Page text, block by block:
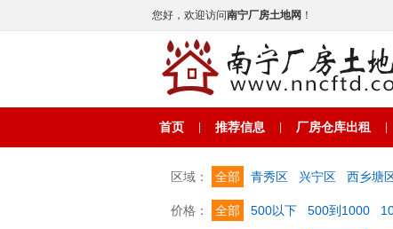
您好，欢迎访问南宁厂房土地网 ！
首页 推荐信息 厂房仓库出租
区域： 全部 青秀区 兴宁区 西乡塘
价格： 全部 500以下 500到1000